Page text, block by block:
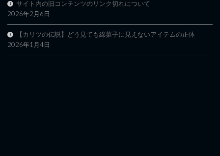
サイト内の旧コンテンツのリンク切れについて
2026年2月6日
【カリツの伝説】どう見ても綿菓子に見えないアイテムの正体
2026年1月4日